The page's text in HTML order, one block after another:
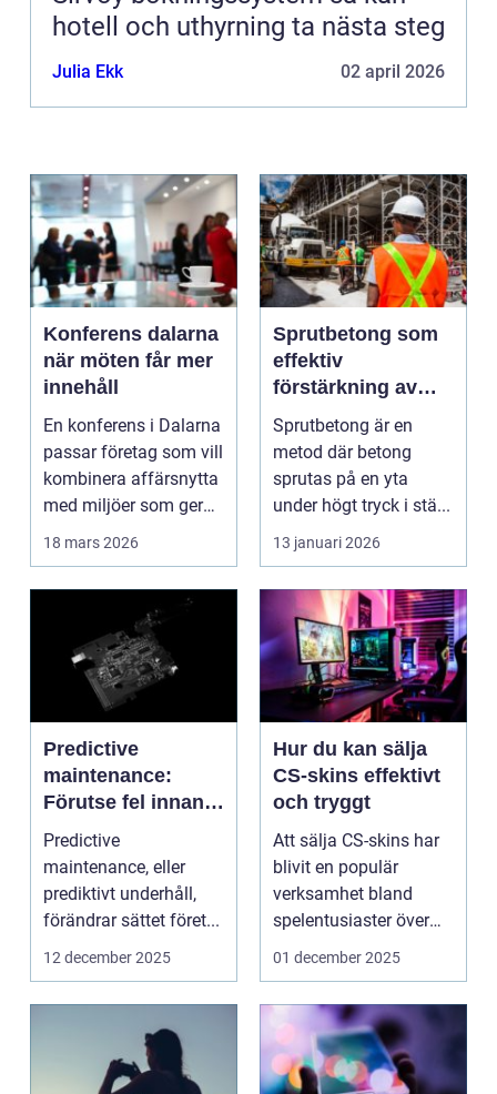
hotell och uthyrning ta nästa steg
Julia Ekk 02 april 2026
Konferens dalarna
när möten får mer
innehåll
En konferens i Dalarna
passar företag som vill
kombinera affärsnytta
med miljöer som ger
lugn, fokus...
18 mars 2026
Sprutbetong som
effektiv
förstärkning av
berg och betong
Sprutbetong är en
metod där betong
sprutas på en yta
under högt tryck i stä...
13 januari 2026
Predictive
maintenance:
Förutse fel innan
de uppstår med
hjälp av sensorer
Predictive
maintenance, eller
prediktivt underhåll,
förändrar sättet föret...
12 december 2025
Hur du kan sälja
CS-skins effektivt
och tryggt
Att sälja CS-skins har
blivit en populär
verksamhet bland
spelentusiaster över
hela v...
01 december 2025